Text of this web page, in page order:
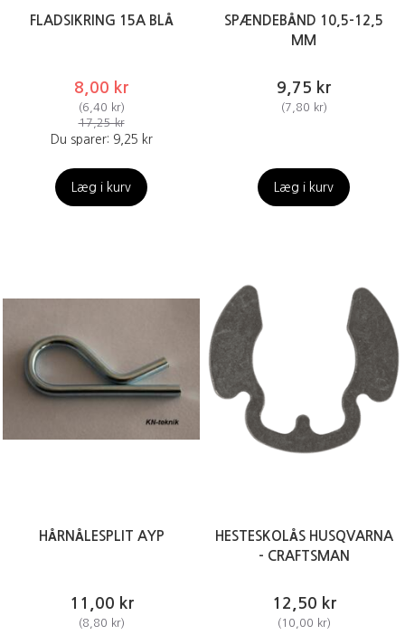
FLADSIKRING 15A BLÅ
8,00 kr
(6,40 kr)
17,25 kr
Du sparer: 9,25 kr
Læg i kurv
SPÆNDEBÅND 10,5-12,5
MM
9,75 kr
(7,80 kr)
Læg i kurv
HÅRNÅLESPLIT AYP
11,00 kr
(8,80 kr)
HESTESKOLÅS HUSQVARNA
- CRAFTSMAN
12,50 kr
( 10,00 kr)